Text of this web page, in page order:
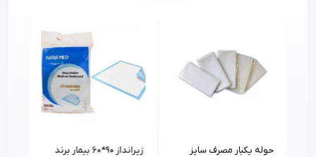
حوله یکبار مصرف سایز
زیرانداز ۹۰*۶۰ بیمار برند